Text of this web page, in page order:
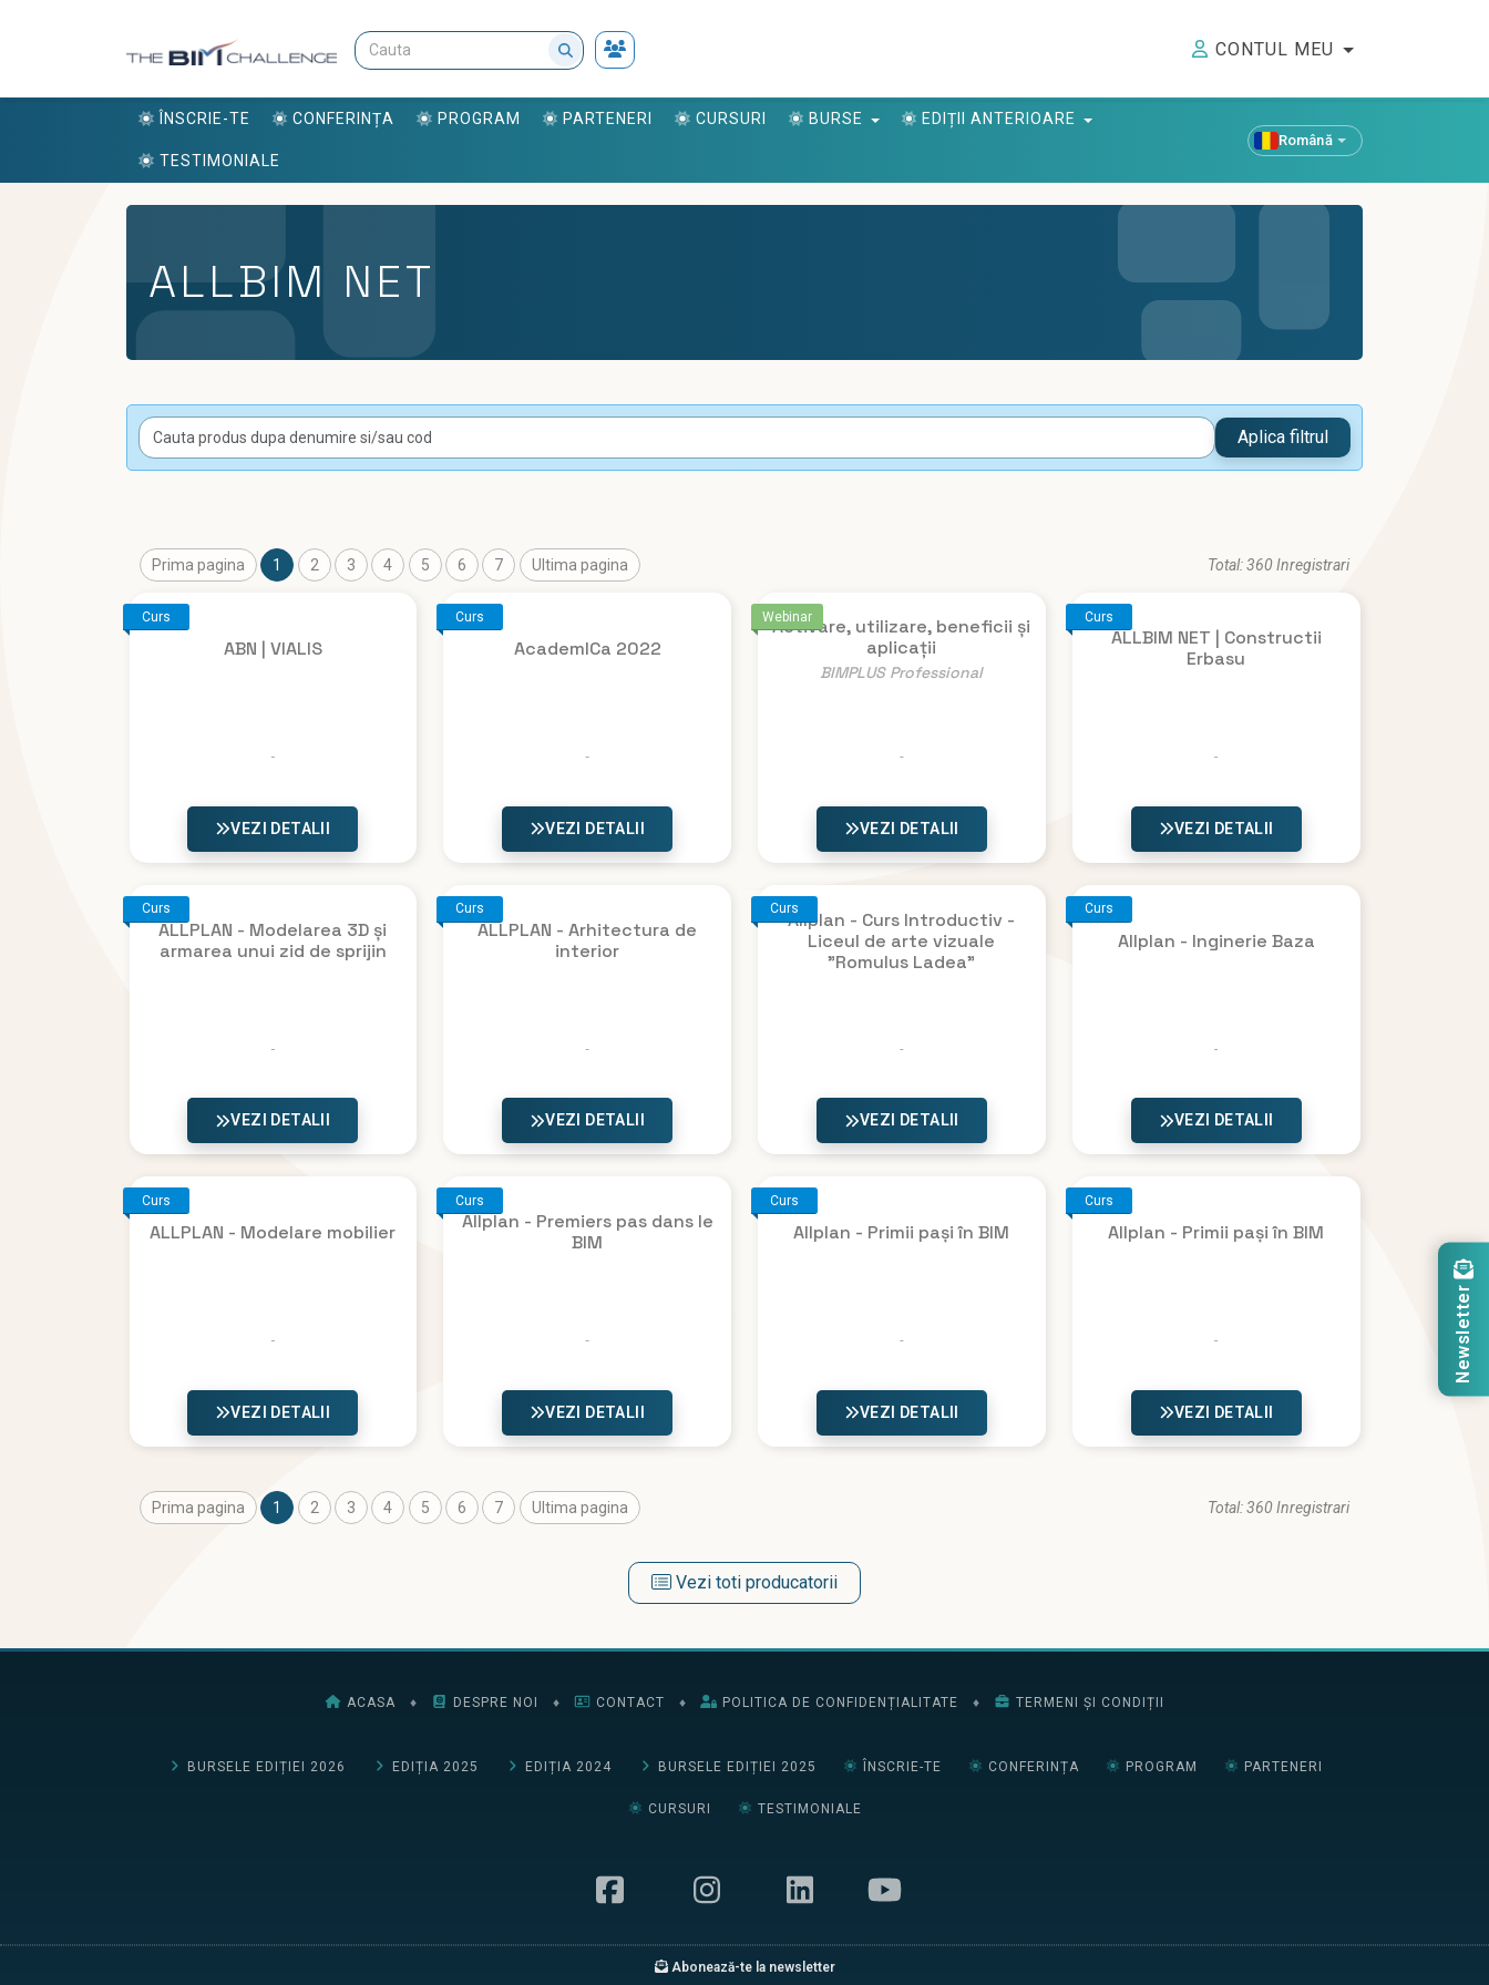
CONTUL MEU
ÎNSCRIE-TE CONFERINȚA PROGRAM PARTENERI CURSURI BURSE EDIȚII ANTERIOARE
TESTIMONIALE
Română
ALLBIM NET
Aplica filtrul
Total: 360 Inregistrari
Prima pagina 1 2 3 4 5 6 7 Ultima pagina
Curs
ABN | VIALIS
VEZI DETALII
Curs
AcademICa 2022
VEZI DETALII
Webinar
Activare, utilizare, beneficii și
aplicații
BIMPLUS Professional
VEZI DETALII
Curs
ALLBIM NET | Constructii
Erbasu
VEZI DETALII
Curs
ALLPLAN - Modelarea 3D și
armarea unui zid de sprijin
VEZI DETALII
Curs
ALLPLAN - Arhitectura de
interior
VEZI DETALII
CursAllplan - Curs Introductiv -
Liceul de arte vizuale
"Romulus Ladea"
VEZI DETALII
Curs
Allplan - Inginerie Baza
VEZI DETALII
Curs
ALLPLAN - Modelare mobilier
VEZI DETALII
Curs
Allplan - Premiers pas dans le
BIM
VEZI DETALII
Curs
Allplan - Primii pași în BIM
VEZI DETALII
Curs
Allplan - Primii pași în BIM
VEZI DETALII
Total: 360 Inregistrari
Prima pagina 1 2 3 4 5 6 7 Ultima pagina
Vezi toti producatorii
ACASA ♦ DESPRE NOI ♦ CONTACT ♦ POLITICA DE CONFIDENȚIALITATE ♦ TERMENI ȘI CONDIȚII
BURSELE EDIȚIEI 2026 EDIȚIA 2025 EDIȚIA 2024 BURSELE EDIȚIEI 2025 ÎNSCRIE-TE CONFERINȚA PROGRAM PARTENERI
CURSURI TESTIMONIALE
Abonează-te la newsletter
Newsletter